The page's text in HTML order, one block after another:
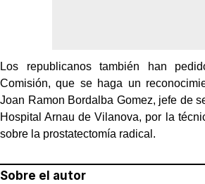
Los republicanos también han
Comisión, que se haga un
Joan Ramon Bordalba Gomez, jefe de
Hospital Arnau de Vilanova, por la
sobre la prostatectomía radical.
Sobre el autor